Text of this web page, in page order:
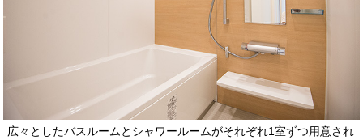
広々としたバスルームとシャワールームがそれぞれ1室ずつ用意され